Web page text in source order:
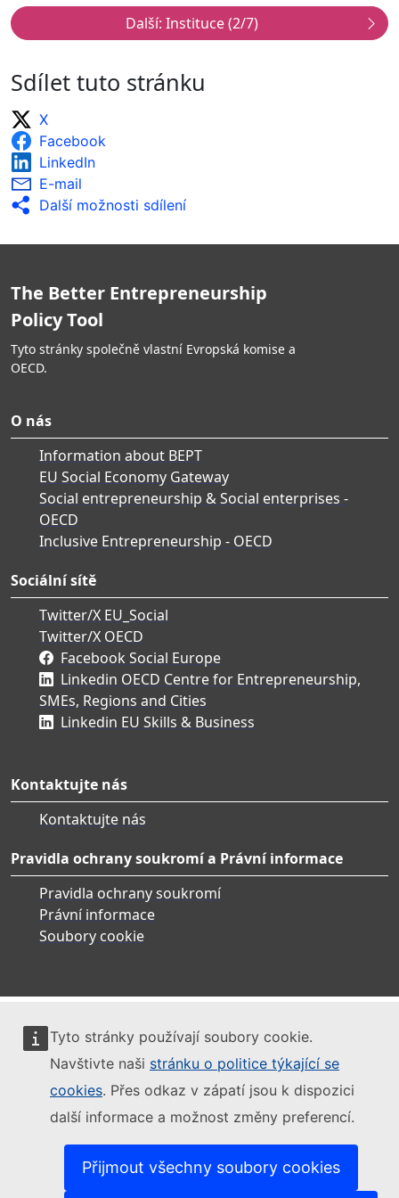
Tyto stránky používají soubory cookie.
Navštivte naši stránku o politice týkající se
cookies. Přes odkaz v zápatí jsou k dispozici
další informace a možnost změny preferencí.
Přijmout všechny soubory cookies
Vysoké skóre zahrnuje:
Data shromažďují/používají a analyzují jiné
Sdílet tuto stránku
X
Facebook
LinkedIn
E-mail
Další možnosti sdílení
The Better Entrepreneurship
Policy Tool
Tyto stránky společně vlastní Evropská komise a
OECD.
O nás
Information about BEPT
EU Social Economy Gateway
Social entrepreneurship & Social enterprises -
OECD
Inclusive Entrepreneurship - OECD
Sociální sítě
Twitter/X EU_Social
Twitter/X OECD
Facebook Social Europe
Linkedin OECD Centre for Entrepreneurship,
SMEs, Regions and Cities
Linkedin EU Skills & Business
Kontaktujte nás
Kontaktujte nás
Pravidla ochrany soukromí a Právní informace
Pravidla ochrany soukromí
Právní informace
Soubory cookie